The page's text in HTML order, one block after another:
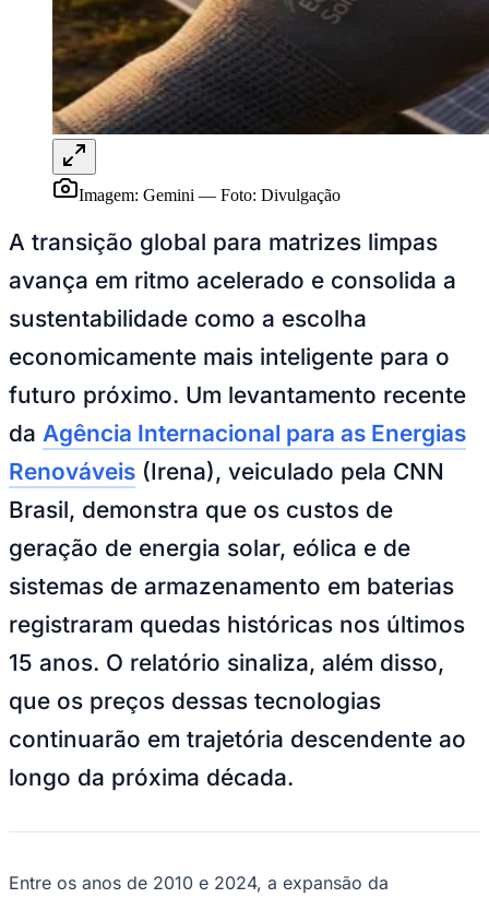
Ceará
Imagem: Gemini — Foto: Divulgação
A transição global para matrizes limpas
avança em ritmo acelerado e consolida a
sustentabilidade como a escolha
economicamente mais inteligente para o
futuro próximo. Um levantamento recente
da Agência Internacional para as Energias
Renováveis (Irena), veiculado pela CNN
Brasil, demonstra que os custos de
geração de energia solar, eólica e de
sistemas de armazenamento em baterias
registraram quedas históricas nos últimos
15 anos. O relatório sinaliza, além disso,
que os preços dessas tecnologias
continuarão em trajetória descendente ao
longo da próxima década.
Entre os anos de 2010 e 2024, a expansão da